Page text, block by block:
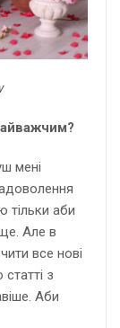
мені
тільки аби
Але в
все нові
з
Аби